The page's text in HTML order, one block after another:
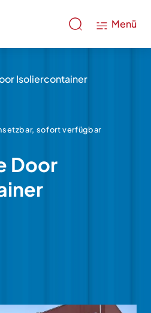
Menü
Isoliercontainer
sofort verfügbar
Door